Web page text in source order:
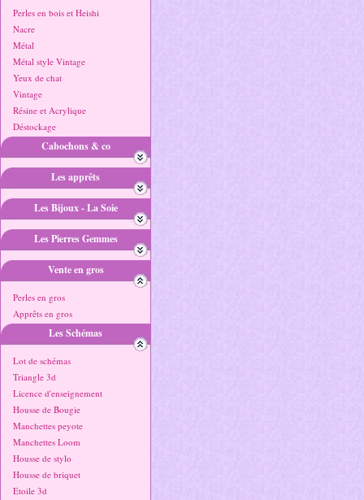
Perles en bois et Heishi
Nacre
Métal
Métal style Vintage
Yeux de chat
Vintage
Résine et Acrylique
Déstockage
Cabochons & co
Les apprêts
Les Bijoux - La Soie
Les Pierres Gemmes
Vente en gros
Perles en gros
Apprêts en gros
Les Schémas
Lot de schémas
Triangle 3d
Licence d'enseignement
Housse de Bougie
Manchettes peyote
Manchettes Loom
Housse de stylo
Housse de briquet
Etoile 3d